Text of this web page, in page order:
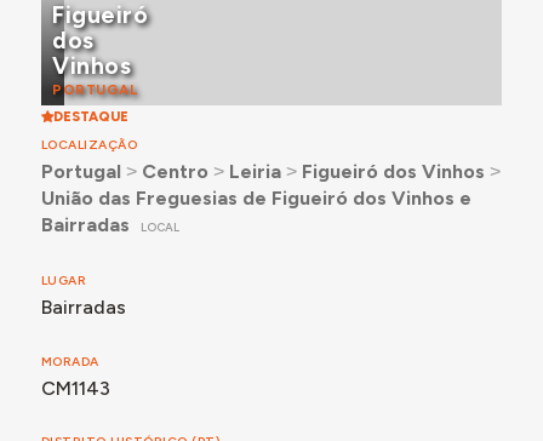
Figueiró
dos
Vinhos
PORTUGAL
DESTAQUE
LOCALIZAÇÃO
Portugal ˃ Centro ˃ Leiria˃ Figueiró dos Vinhos ˃
União das Freguesias de Figueiró dos Vinhos e
Bairradas
LOCAL
LUGAR
Bairradas
MORADA
CM1143